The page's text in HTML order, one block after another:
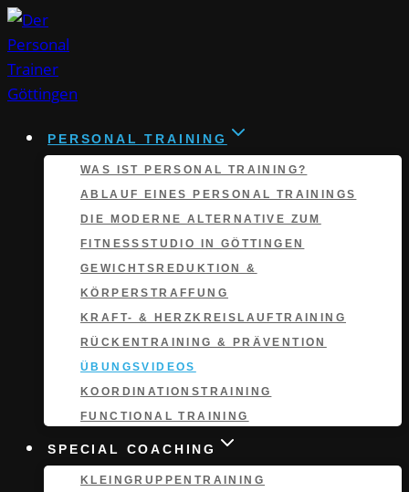
Zum
Inhalt
springen
PERSONAL TRAINING
WAS IST PERSONAL TRAINING?
ABLAUF EINES PERSONAL TRAININGS
DIE MODERNE ALTERNATIVE ZUM
FITNESSSTUDIO IN GÖTTINGEN
GEWICHTSREDUKTION &
KÖRPERSTRAFFUNG
KRAFT- & HERZKREISLAUFTRAINING
RÜCKENTRAINING & PRÄVENTION
ÜBUNGSVIDEOS
KOORDINATIONS­TRAINING
FUNCTIONAL TRAINING
SPECIAL COACHING
KLEINGRUPPEN­TRAINING